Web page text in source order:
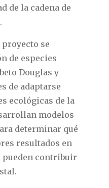
de la cadena de
se
de especies
Douglas y
de adaptarse
ecológicas de la
modelos
determinar qué
resultados en
pueden contribuir